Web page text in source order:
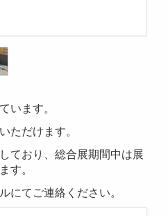
います。
ただけます。
ており、総合展期間中は展
す。
にてご連絡ください。